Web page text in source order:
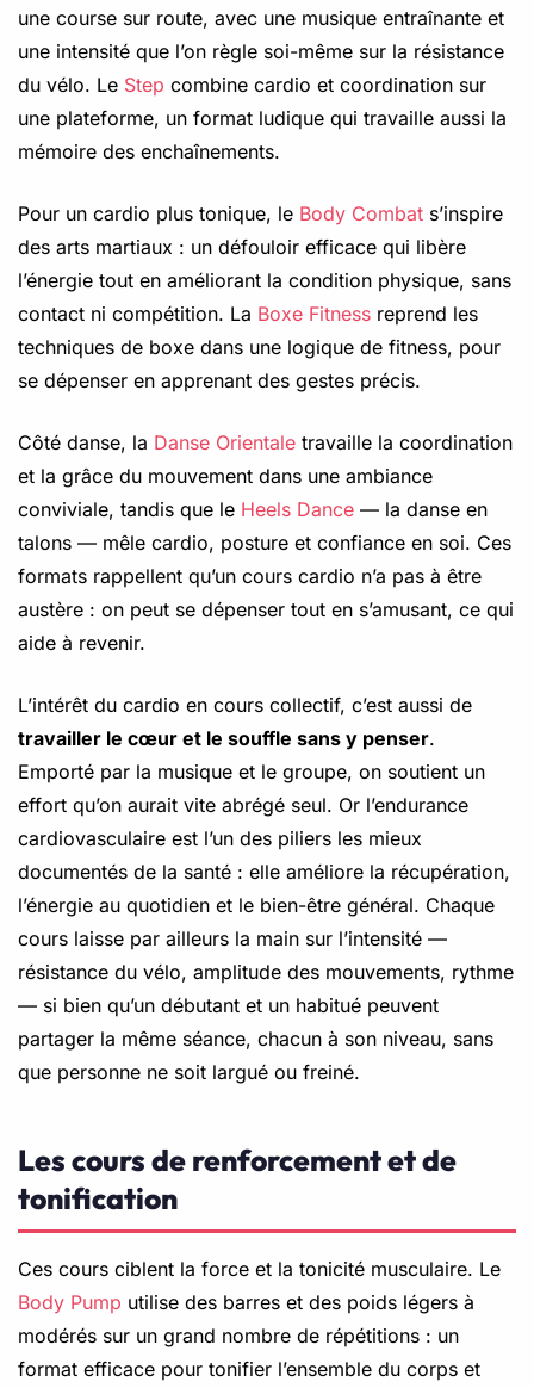
une course sur route, avec une musique entraînante et
une intensité que l’on règle soi-même sur la résistance
du vélo. Le Step combine cardio et coordination sur
une plateforme, un format ludique qui travaille aussi la
mémoire des enchaînements.
Pour un cardio plus tonique, le Body Combat s’inspire
des arts martiaux : un défouloir efficace qui libère
l’énergie tout en améliorant la condition physique, sans
contact ni compétition. La Boxe Fitness reprend les
techniques de boxe dans une logique de fitness, pour
se dépenser en apprenant des gestes précis.
Côté danse, la Danse Orientale travaille la coordination
et la grâce du mouvement dans une ambiance
conviviale, tandis que le Heels Dance — la danse en
talons — mêle cardio, posture et confiance en soi. Ces
formats rappellent qu’un cours cardio n’a pas à être
austère : on peut se dépenser tout en s’amusant, ce qui
aide à revenir.
L’intérêt du cardio en cours collectif, c’est aussi de
travailler le cœur et le souffle sans y penser.
Emporté par la musique et le groupe, on soutient un
effort qu’on aurait vite abrégé seul. Or l’endurance
cardiovasculaire est l’un des piliers les mieux
documentés de la santé : elle améliore la récupération,
l’énergie au quotidien et le bien-être général. Chaque
cours laisse par ailleurs la main sur l’intensité —
résistance du vélo, amplitude des mouvements, rythme
— si bien qu’un débutant et un habitué peuvent
partager la même séance, chacun à son niveau, sans
que personne ne soit largué ou freiné.
Les cours de renforcement et de
tonification
Ces cours ciblent la force et la tonicité musculaire. Le
Body Pump utilise des barres et des poids légers à
modérés sur un grand nombre de répétitions : un
format efficace pour tonifier l’ensemble du corps et